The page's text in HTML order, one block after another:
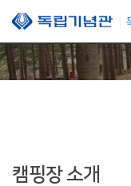
본문 바로가기
캠핑장 소개